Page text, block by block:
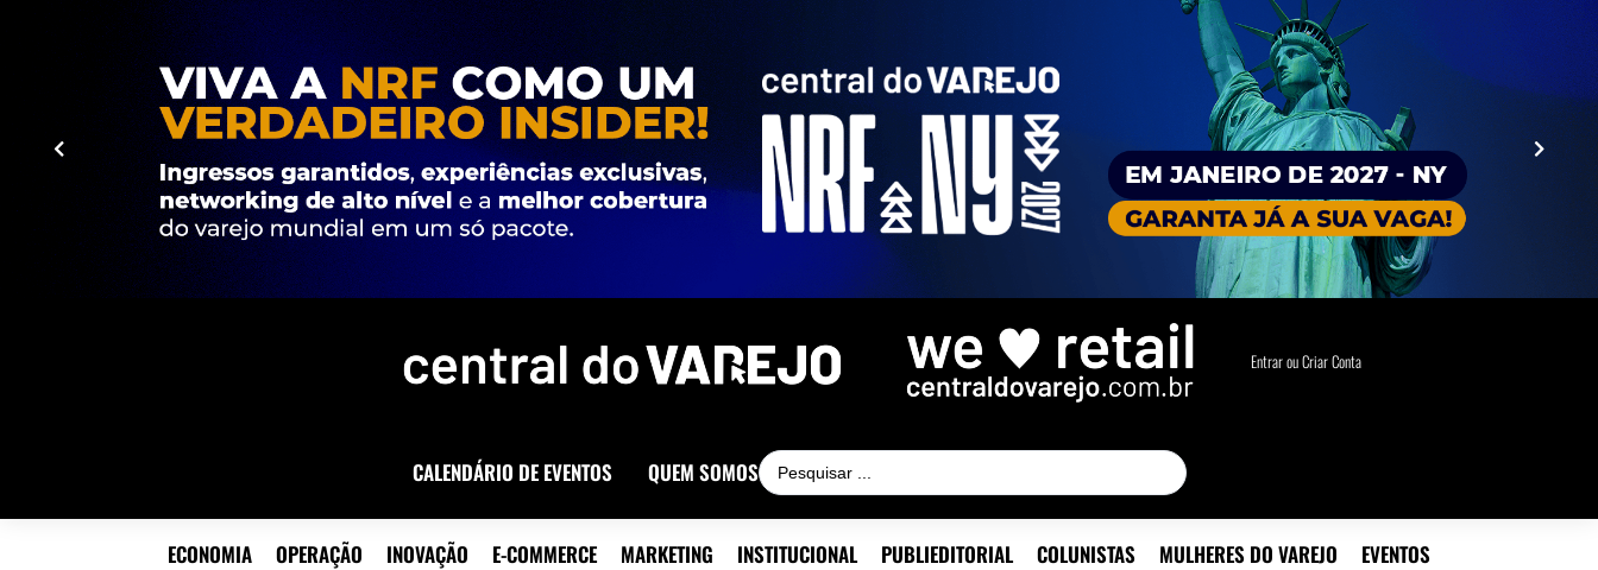
Entrar ou Criar Conta
CALENDÁRIO DE EVENTOS QUEM SOMOS
ECONOMIA OPERAÇÃO INOVAÇÃO E-COMMERCE MARKETING INSTITUCIONAL PUBLIEDITORIAL COLUNISTAS MULHERES DO VAREJO EVENTOS